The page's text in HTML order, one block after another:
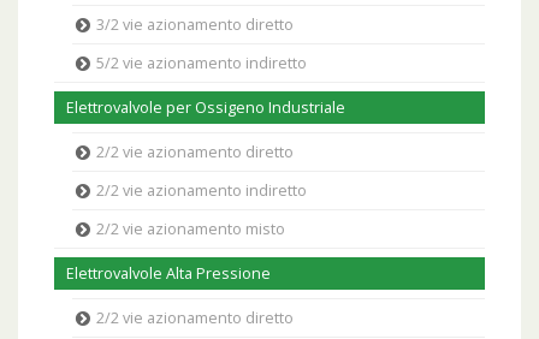
3/2 vie azionamento diretto
5/2 vie azionamento indiretto
Elettrovalvole per Ossigeno Industriale
2/2 vie azionamento diretto
2/2 vie azionamento indiretto
2/2 vie azionamento misto
Elettrovalvole Alta Pressione
2/2 vie azionamento diretto